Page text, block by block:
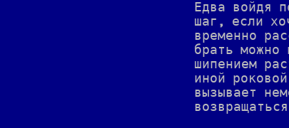
Едва войдя
шаг, если
временно
брать
шипением
иной
вызывает